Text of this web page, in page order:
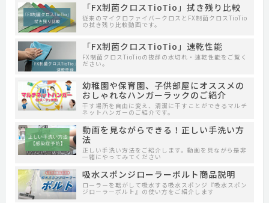
「FX制菌クロスTioTio」拭き残り比較
従来のマイクロファイバークロスとFX制菌クロスTioTio
の拭き残り比較動画です。
「FX制菌クロスTioTio」速乾性能
FX制菌クロスTioTioの抜群の水切れ・速乾性能をご覧く
ださい。
幼稚園や保育園、子供部屋にオススメの
おしゃれなハンガーラックのご紹介
干す場所を自由に変え、清潔に干すことができるマルチ
ネットハンガーのご紹介です。
動画を見ながらできる！正しい手洗い方
法
正しい手洗い方法をご紹介します。動画を見ながら是非
一緒にやってみてください
吸水スポンジローラーボルト商品説明
ローラーを転がして吸水する吸水スポンジ『吸水スポン
ジローラーボルト』の使い方をご紹介します